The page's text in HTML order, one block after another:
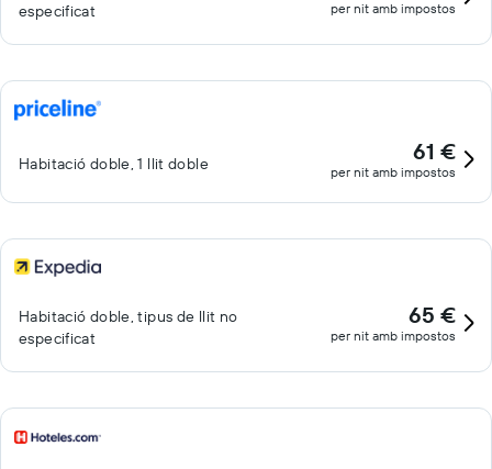
especificat
per nit amb impostos
Habitació doble, 1 llit doble 61 €
per nit amb impostos
Habitació doble, tipus de llit no
especificat
65 €
per nit amb impostos